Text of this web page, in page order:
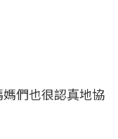
們也很認真地協